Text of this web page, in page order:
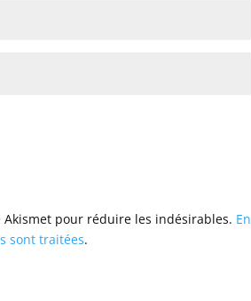
Akismet pour réduire les indésirables.
sont traitées.